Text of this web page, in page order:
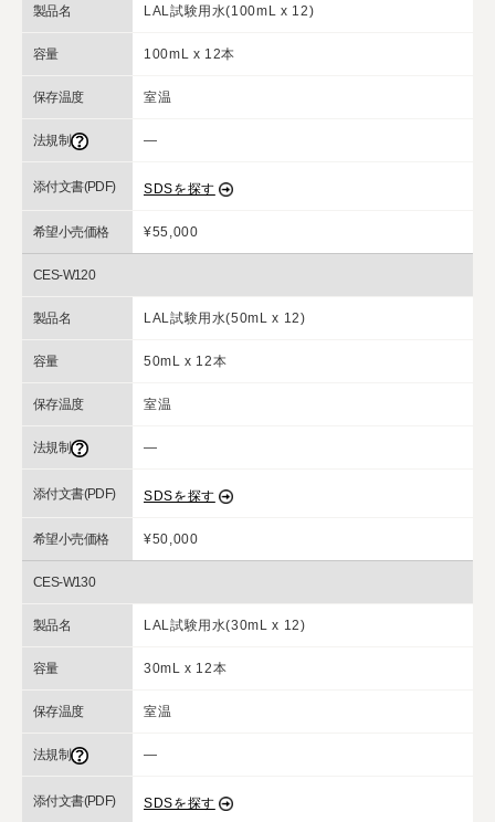
製品名 LAL試験用水(100mL x 12)
容量 100mL x 12本
保存温度 室温
法規制 ―
添付文書(PDF) SDSを探す
希望小売価格 ¥55,000
CES-W120
製品名 LAL試験用水(50mL x 12)
容量 50mL x 12本
保存温度 室温
法規制 ―
添付文書(PDF) SDSを探す
希望小売価格 ¥50,000
CES-W130
製品名 LAL試験用水(30mL x 12)
容量 30mL x 12本
保存温度 室温
法規制 ―
添付文書(PDF) SDSを探す